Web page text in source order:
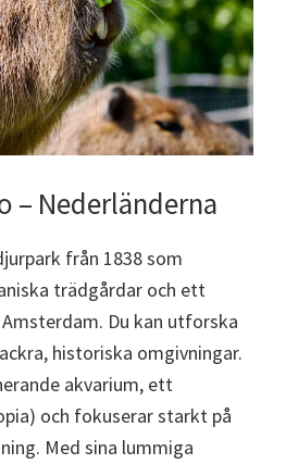
– Nederländerna
från 1838 som
trädgårdar och ett
Du kan utforska
historiska omgivningar.
akvarium, ett
och fokuserar starkt på
Med sina lummiga